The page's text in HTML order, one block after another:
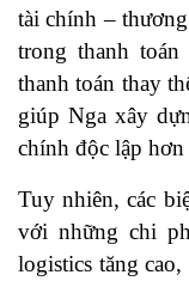
tài chính –
trong thanh toán
thanh toán thay
giúp Nga xây
chính độc lập
Tuy nhiên, các
với những chi
logistics tăng